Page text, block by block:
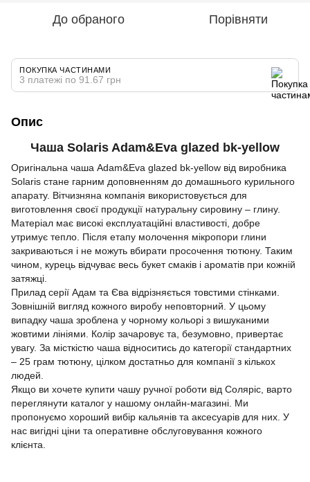
До обраного Порівняти
ПОКУПКА ЧАСТИНАМИ
3 платежі по 91.67 грн
Опис
Чаша Solaris Adam&Eva glazed bk-yellow
Оригінальна чаша Adam&Eva glazed bk-yellow від виробника
Solaris стане гарним доповненням до домашнього курильного
апарату. Вітчизняна компанія використовується для
виготовлення своєї продукції натуральну сировину – глину.
Матеріал має високі експлуатаційні властивості, добре
утримує тепло. Після етапу молочення мікропори глини
закриваються і не можуть вбирати просочення тютюну. Таким
чином, курець відчуває весь букет смаків і ароматів при кожній
затяжці.
Прилад серії Адам та Єва відрізняється товстими стінками.
Зовнішній вигляд кожного виробу неповторний. У цьому
випадку чаша зроблена у чорному кольорі з вишуканими
жовтими лініями. Колір зачаровує та, безумовно, привертає
увагу. За місткістю чаша відноситись до категорії стандартних
– 25 грам тютюну, цілком достатньо для компанії з кількох
людей.
Якщо ви хочете купити чашу ручної роботи від Соляріс, варто
переглянути каталог у нашому онлайн-магазині. Ми
пропонуємо хороший вибір кальянів та аксесуарів для них. У
нас вигідні ціни та оперативне обслуговування кожного
клієнта.